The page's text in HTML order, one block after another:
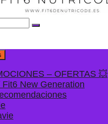
– OFERTAS 💥
Fit6 New Generation